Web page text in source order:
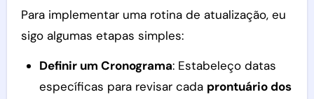
Para implementar uma rotina de atualização, eu
sigo algumas etapas simples:
Definir um Cronograma: Estabeleço datas
específicas para revisar cada prontuário dos